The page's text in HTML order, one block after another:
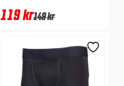
119kr149kr